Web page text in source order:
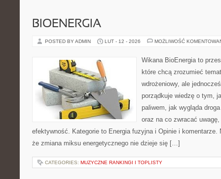
BIOENERGIA
POSTED BY ADMIN LUT - 12 - 2026 MOŻLIWOŚĆ
Wikana BioEnergia to
które chcą zrozumieć
wdrożeniowy, ale
porządkuje wiedzę o tym,
paliwem, jak wygląda
oraz na co zwracać
efektywność. Kategorie to Energia fuzyjna i Opinie i komentarze.
że zmiana miksu energetycznego nie dzieje się […]
CATEGORIES: MUZYCZNE RANKINGI I TOPLISTY